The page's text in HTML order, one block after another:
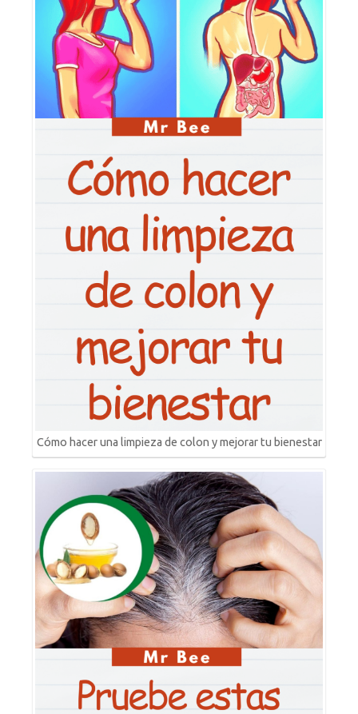
Cómo hacer una limpieza de colon y mejorar tu bienestar